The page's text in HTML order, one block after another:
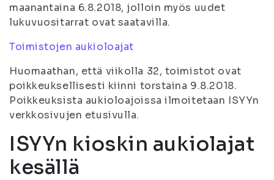
maanantaina 6.8.2018, jolloin myös uudet
lukuvuositarrat ovat saatavilla.
Toimistojen aukioloajat
Huomaathan, että viikolla 32, toimistot ovat
poikkeuksellisesti kiinni torstaina 9.8.2018.
Poikkeuksista aukioloajoissa ilmoitetaan ISYYn
verkkosivujen etusivulla.
ISYYn kioskin aukiolajat
kesällä